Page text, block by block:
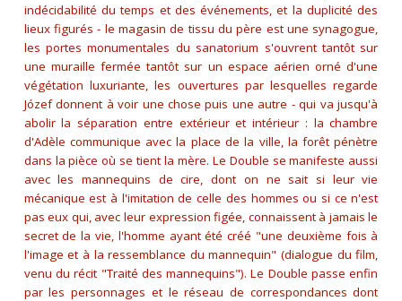
indécidabilité du temps et des événements, et la duplicité des
lieux figurés - le magasin de tissu du père est une synagogue,
les portes monumentales du sanatorium s'ouvrent tantôt sur
une muraille fermée tantôt sur un espace aérien orné d'une
végétation luxuriante, les ouvertures par lesquelles regarde
Józef donnent à voir une chose puis une autre - qui va jusqu'à
abolir la séparation entre extérieur et intérieur : la chambre
d'Adèle communique avec la place de la ville, la forêt pénètre
dans la pièce où se tient la mère. Le Double se manifeste aussi
avec les mannequins de cire, dont on ne sait si leur vie
mécanique est à l'imitation de celle des hommes ou si ce n'est
pas eux qui, avec leur expression figée, connaissent à jamais le
secret de la vie, l'homme ayant été créé "une deuxième fois à
l'image et à la ressemblance du mannequin" (dialogue du film,
venu du récit "Traité des mannequins"). Le Double passe enfin
par les personnages et le réseau de correspondances dont